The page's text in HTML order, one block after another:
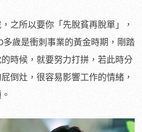
之所以要你「先脫貧再脫單」，
多歲是衝刺事業的黃金時期，剛踏
時候，就要努力打拼，若此時分
倒灶，很容易影響工作的情緒，